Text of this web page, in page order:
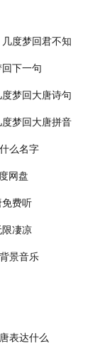
几度梦回君不知
回下一句
度梦回大唐诗句
度梦回大唐拼音
么名字
网盘
免费听
凄凉
景音乐
表达什么